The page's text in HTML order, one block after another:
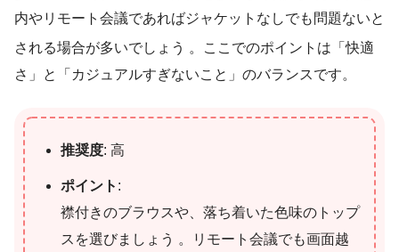
内やリモート会議であればジャケットなしでも問題ないと
される場合が多いでしょう 。ここでのポイントは「快適
さ」と「カジュアルすぎないこと」のバランスです。
推奨度: 高
ポイント :
襟付きのブラウスや、落ち着いた色味のトップ
スを選びましょう 。リモート会議でも画面越